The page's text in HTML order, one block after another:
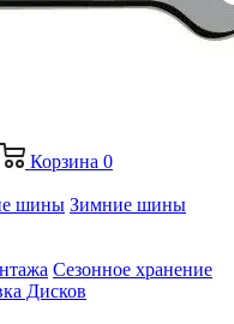
Корзина 0
шины Зимние шины
Сезонное хранение
Дисков